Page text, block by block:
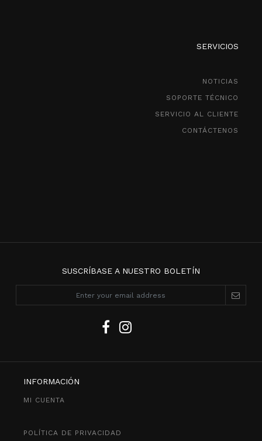
SERVICIOS
NOTICIAS
SOPORTE TÉCNICO
SERVICIO AL CLIENTE
CONTÁCTENOS
SUSCRÍBASE A NUESTRO BOLETÍN
INFORMACIÓN
MI CUENTA
POLÍTICA DE PRIVACIDAD